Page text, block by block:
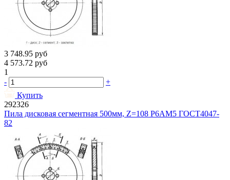
3 748.95 руб
4 573.72 руб
1
-
+
Купить
292326
Пила дисковая сегментная 500мм, Z=108 Р6АМ5 ГОСТ4047-
82